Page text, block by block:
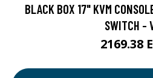
BLACK BOX 17" KVM
SWITCH -
2169.38